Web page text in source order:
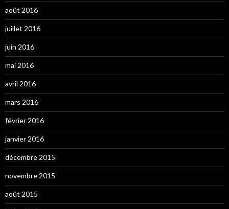
août 2016
juillet 2016
juin 2016
mai 2016
avril 2016
mars 2016
février 2016
janvier 2016
décembre 2015
novembre 2015
août 2015